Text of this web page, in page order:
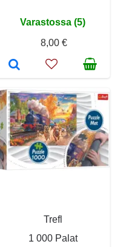
Varastossa (5)
8,00 €
Trefl
1 000 Palat